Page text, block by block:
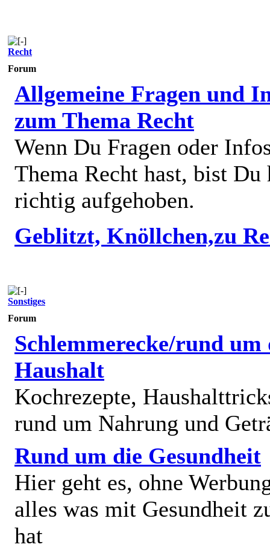
Recht
Forum
Allgemeine Fragen und
zum Thema Recht
Wenn Du Fragen oder
Thema Recht hast, bist Du
richtig aufgehoben.
Geblitzt, Knöllchen,zu
Sonstiges
Forum
Schlemmerecke/rund um
Haushalt
Kochrezepte,
rund um Nahrung und
Rund um die Gesundheit
Hier geht es, ohne
alles was mit Gesundheit
hat